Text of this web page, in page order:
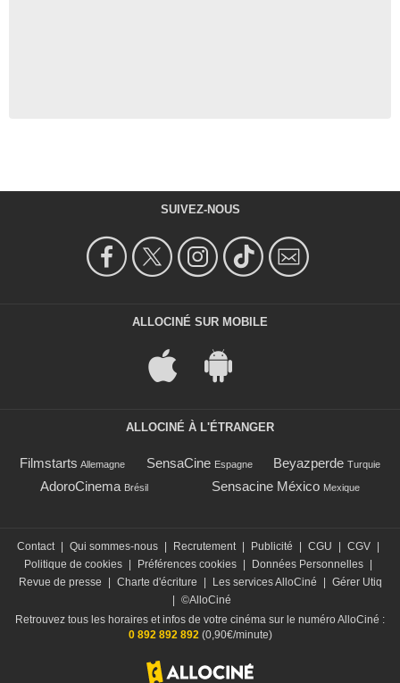
SUIVEZ-NOUS
ALLOCINÉ SUR MOBILE
ALLOCINÉ À L'ÉTRANGER
Filmstarts Allemagne SensaCine Espagne Beyazperde Turquie
AdoroCinema Brésil Sensacine México Mexique
Contact | Qui sommes-nous | Recrutement | Publicité | CGU | CGV |
Politique de cookies | Préférences cookies | Données Personnelles |
Revue de presse
| Charte d'écriture | Les services AlloCiné | Gérer Utiq
| ©AlloCiné
Retrouvez tous les horaires et infos de votre cinéma sur le numéro AlloCiné :
0 892 892 892 (0,90€/minute)